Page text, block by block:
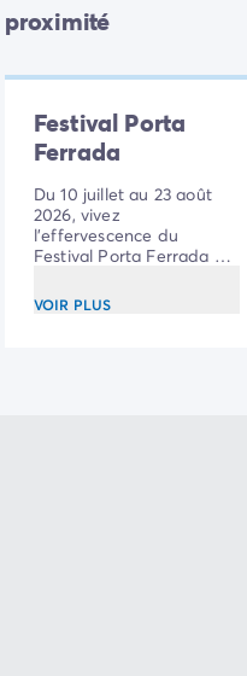
proximité
Festival Porta
Ferrada
Du 10 juillet au 23 août
2026, vivez
l'effervescence du
Festival Porta Ferrada à
VOIR PLUS